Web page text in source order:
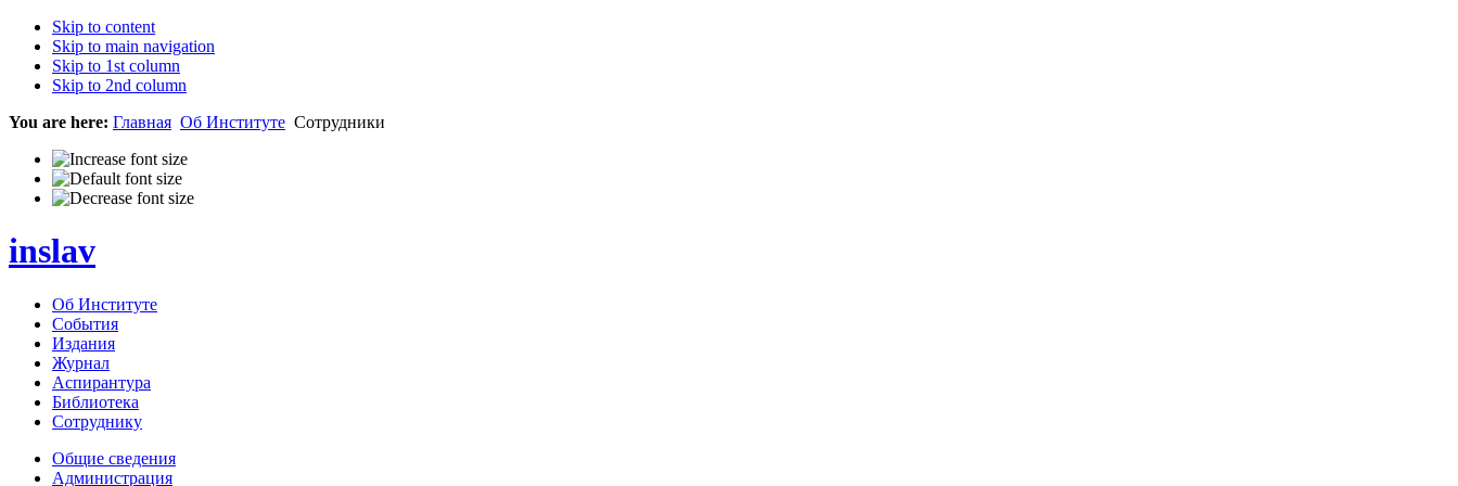
Skip to content
Skip to main navigation
Skip to 1st column
Skip to 2nd column
You are here: Главная Об Институте Сотрудники
inslav
Об Институте
События
Издания
Журнал
Аспирантура
Библиотека
Сотруднику
Общие сведения
Администрация